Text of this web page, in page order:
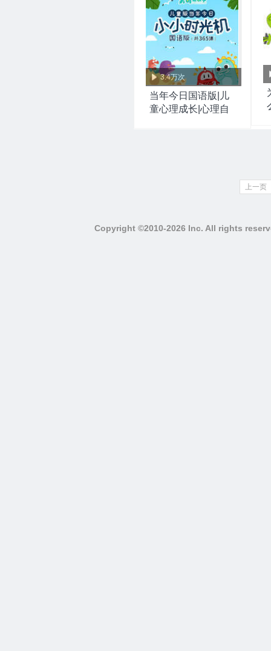
3.4万次
当年今日国语版|儿
童心理成长|心理自
上一页
Copyright ©2010-2026 Inc. All rights